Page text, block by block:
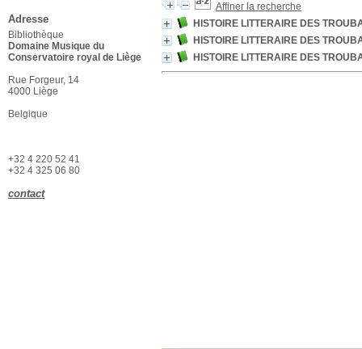
Affiner la recherche
HISTOIRE LITTERAIRE DES
HISTOIRE LITTERAIRE DES
HISTOIRE LITTERAIRE DES
Adresse
Bibliothèque
Domaine Musique du
Conservatoire royal de Liège
Rue Forgeur, 14
4000 Liège
Belgique
+32 4 220 52 41
+32 4 325 06 80
contact